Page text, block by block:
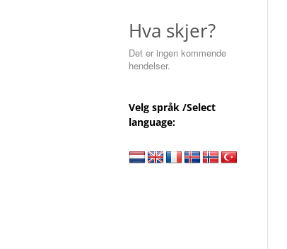
Hva skjer?
Det er ingen kommende
hendelser.
Velg språk /Select
language: